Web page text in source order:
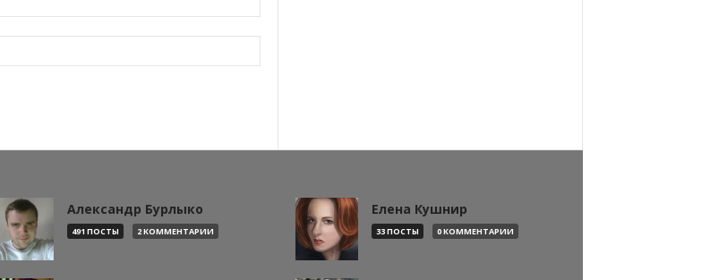
Александр Бурлыко
491 ПОСТЫ 2 КОММЕНТАРИИ
Елена Кушнир
33 ПОСТЫ 0 КОММЕНТАРИИ